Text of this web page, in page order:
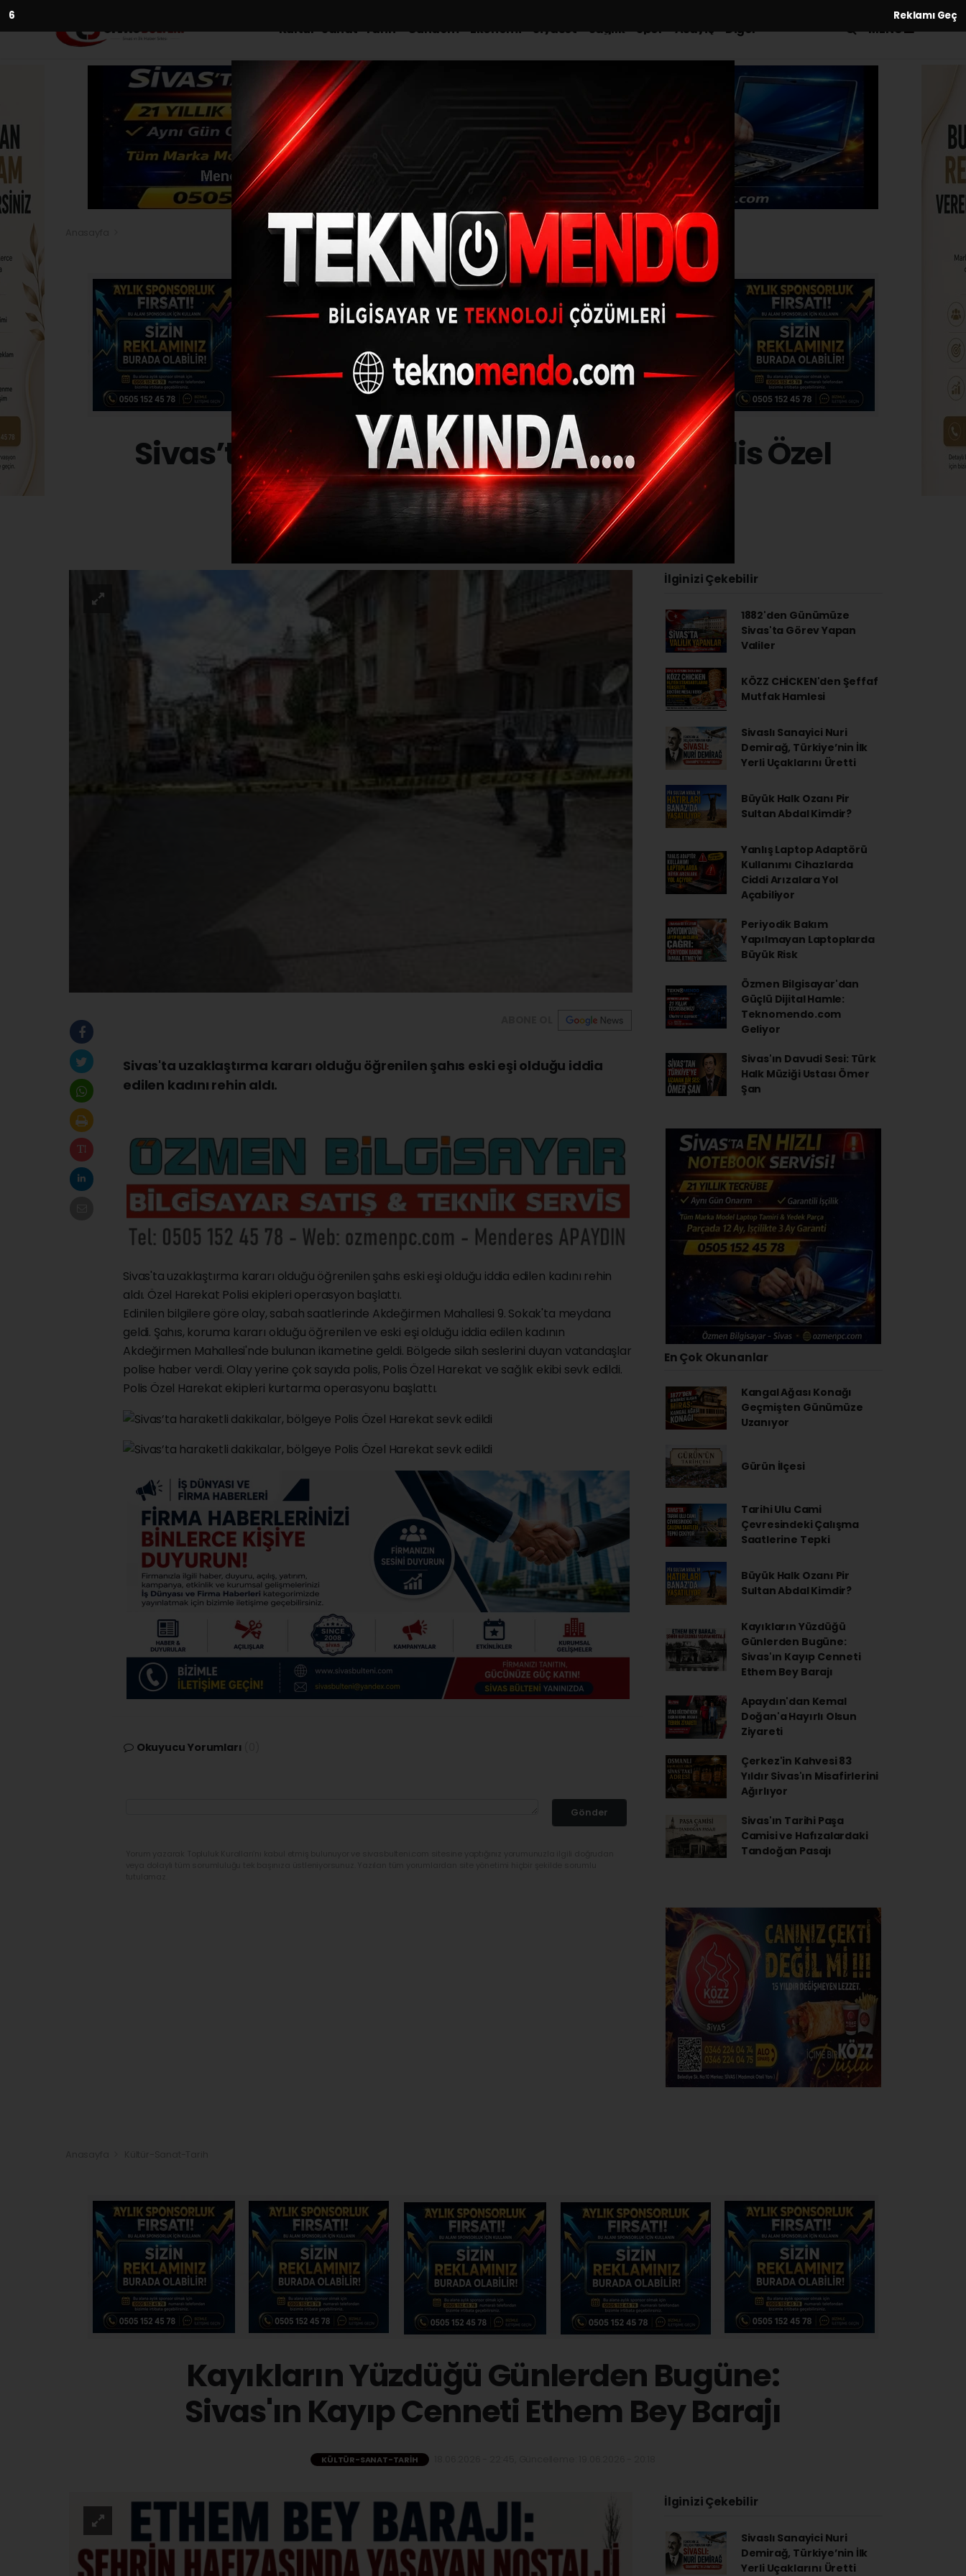
4 Reklamı Geç
Kültür-Sanat-Tarih Gündem Ekonomi Siyaset Sağlık Spor Asayiş Diğer MENÜ
Sivas’ta haraketli dakikalar, bölgeye Polis Özel
Harekat sevk edildi
Sivas'ta uzaklaştırma kararı olduğu öğrenilen şahıs eski eşi olduğu iddia
edilen kadını rehin aldı.
Sivas'ta uzaklaştırma kararı olduğu öğrenilen şahıs eski eşi olduğu iddia edilen kadını rehin
aldı. Özel Harekat Polisi ekipleri operasyon başlattı.
Edinilen bilgilere göre olay, sabah saatlerinde Akdeğirmen Mahallesi 9. Sokak'ta meydana
geldi. Şahıs, koruma kararı olduğu öğrenilen ve eski eşi olduğu iddia edilen kadının
Akdeğirmen Mahallesi'nde bulunan ikametine geldi. Bölgede silah seslerini duyan vatandaşlar
polise haber verdi. Olay yerine çok sayıda polis, Polis Özel Harekat ve sağlık ekibi sevk edildi.
Polis Özel Harekat ekipleri kurtarma operasyonu başlattı.
Okuyucu Yorumları
Gönder
İlginizi Çekebilir
1882'den Günümüze
Sivas'ta Görev Yapan
Valiler
KÖZZ CHİCKEN'den Şeffaf
Mutfak Hamlesi
Sivaslı Sanayici Nuri
Demirağ, Türkiye’nin İlk
Yerli Uçaklarını Üretti
Büyük Halk Ozanı Pir
Sultan Abdal Kimdir?
Yanlış Laptop Adaptörü
Kullanımı Cihazlarda
Ciddi Arızalara Yol
Açabiliyor
Periyodik Bakım
Yapılmayan Laptoplarda
Büyük Risk
Özmen Bilgisayar'dan
Güçlü Dijital Hamle:
Teknomendo.com
Geliyor
Sivas'ın Davudi Sesi: Türk
Halk Müziği Ustası Ömer
Şan
En Çok Okunanlar
Kangal Ağası Konağı
Geçmişten Günümüze
Uzanıyor
Gürün İlçesi
Tarihi Ulu Cami
Çevresindeki Çalışma
Saatlerine Tepki
Büyük Halk Ozanı Pir
Sultan Abdal Kimdir?
Kayıkların Yüzdüğü
Günlerden Bugüne:
Sivas'ın Kayıp Cenneti
Ethem Bey Barajı
Apaydın'dan Kemal
Doğan'a Hayırlı Olsun
Ziyareti
Çerkez'in Kahvesi 83
Yıldır Sivas'ın Misafirlerini
Ağırlıyor
Sivas'ın Tarihi Paşa
Camisi ve Hafızalardaki
Tandoğan Pasajı
Kayıkların Yüzdüğü Günlerden Bugüne:
Sivas'ın Kayıp Cenneti Ethem Bey Barajı
KÜLTÜR-SANAT-TARIH
İlginizi Çekebilir
Sivaslı Sanayici Nuri
Demirağ, Türkiye’nin İlk
Yerli Uçaklarını Üretti